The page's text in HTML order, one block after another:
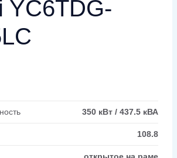
YC6TDG-
350 кВт / 437.5 кВА
108.8